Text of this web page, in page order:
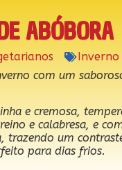
ABÓBORA
Inverno
com um
e cremosa,
e calabresa, e
trazendo um
para dias frios.